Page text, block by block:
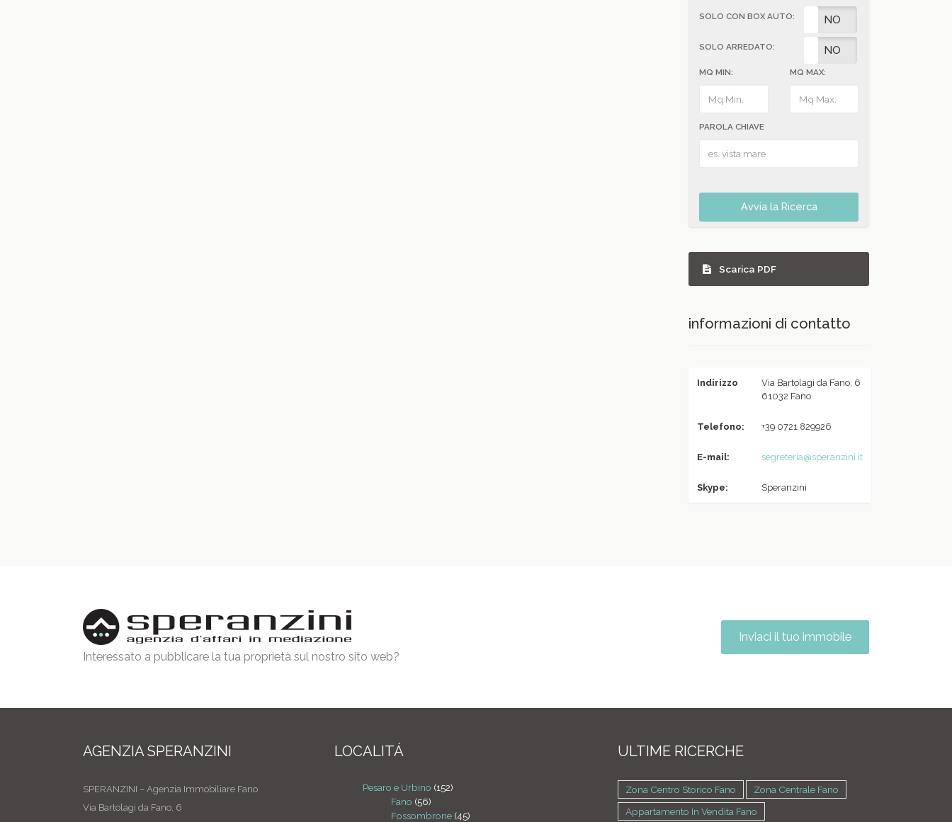
SOLO CON BOX AUTO:
SI NO
SOLO ARREDATO:SI NO
MQ MIN: MQ MAX:
PAROLA CHIAVE
Avvia la Ricerca
Scarica PDF
informazioni di contatto
Indirizzo
Via Bartolagi da Fano, 6
61032 Fano
Telefono: +39 0721 829926
E-mail: segreteria@speranzini.it
Skype: Speranzini
Interessato a pubblicare la tua proprietà sul nostro sito web?
Inviaci il tuo immobile
AGENZIA SPERANZINI
SPERANZINI – Agenzia Immobiliare Fano
Via Bartolagi da Fano, 6
LOCALITÁ
Pesaro e Urbino (152)
Fano (56)
Fossombrone (45)
ULTIME RICERCHE
Zona Centro Storico Fano
Zona Centrale Fano
Appartamento In Vendita Fano